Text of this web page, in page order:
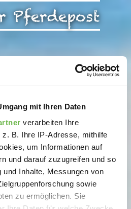
mit Ihren Daten
verarbeiten Ihre
z. B. Ihre IP-Adresse, mithilfe
um Informationen auf
und darauf zuzugreifen und so
und Inhalte, Messungen von
sowie
zu ermöglichen. Sie
Pferdepost